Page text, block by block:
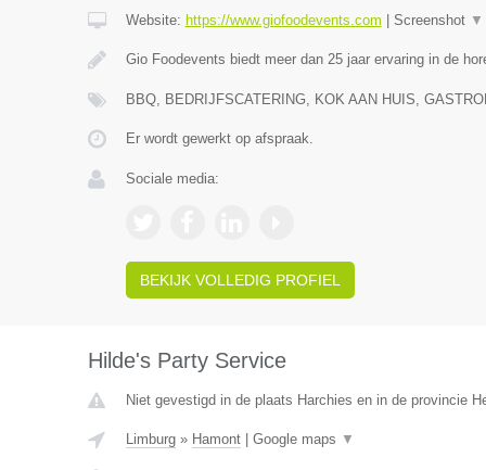
Website: https://www.giofoodevents.com Screenshot ▼
Gio Foodevents biedt meer dan 25 jaar ervaring in de
BBQ, BEDRIJFSCATERING, KOK AAN HUIS,
Er wordt gewerkt op afspraak.
Sociale media:
BEKIJK VOLLEDIG PROFIEL
Hilde's Party Service
Niet gevestigd in de plaats Harchies en in de provincie
Limburg» Hamont| Google maps ▼